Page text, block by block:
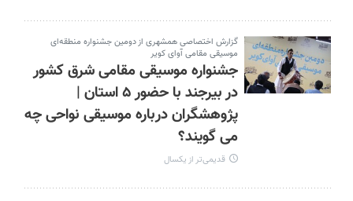
گزارش اختصاصی همشهری از دومین جشنواره منطقه‌ای
موسیقی مقامی آوای کویر
جشنواره موسیقی مقامی شرق کشور
در بیرجند با حضور ۵ استان |
پژوهشگران درباره موسیقی نواحی چه
می گویند؟
قدیمی‌تر از یکسال